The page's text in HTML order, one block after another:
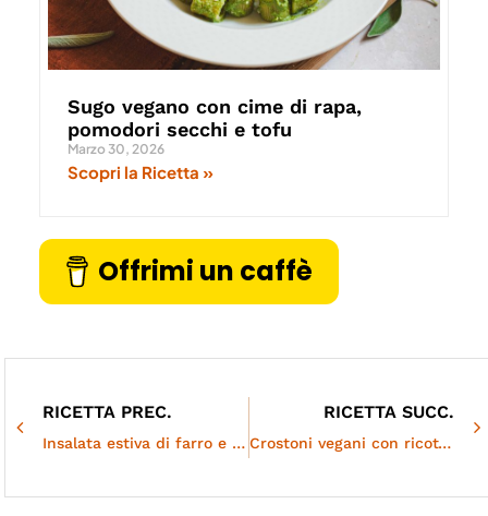
Sugo vegano con cime di rapa,
pomodori secchi e tofu
Marzo 30, 2026
Scopri la Ricetta »
Offrimi un caffè
RICETTA PREC.
Insalata estiva di farro e lenticchie | Light e non banale
RICETTA SUCC.
Crostoni vegani con ricotta di tofu e pesche grigliate